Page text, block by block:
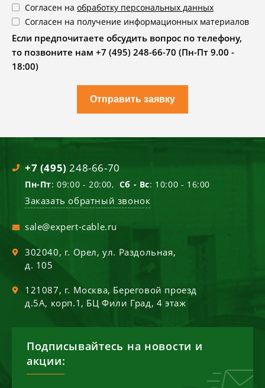
Согласен на обработку персональных данных
Согласен на получение информационных материалов
Если предпочитаете обсудить вопрос по телефону,
то позвоните нам +7 (495) 248-66-70 (Пн-Пт 9.00 -
18:00)
Отправить заявку
+7 (495) 248-66-70
Пн-Пт: 09:00 - 20:00, Сб - Вс: 10:00 - 16:00
Заказать обратный звонок
sale@expert-cable.ru
302040, г. Орел,ул. Раздольная,
д. 105
121087, г. Москва, Береговой проезд
д.5А, корп.1, БЦ Фили Град, 4 этаж
Подписывайтесь на новости и
акции: